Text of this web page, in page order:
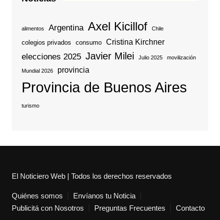
alimentos Argentina Axel Kicillof Chile
colegios privados consumo Cristina Kirchner
elecciones 2025 Javier Milei Julio 2025 movilización
Mundial 2026 provincia
Provincia de Buenos Aires
turismo
El Noticiero Web | Todos los derechos reservados
Quiénes somos
Envíanos tu Noticia
Publicitá con Nosotros
Preguntas Frecuentes Contacto